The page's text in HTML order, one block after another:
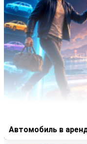
Автомобиль в